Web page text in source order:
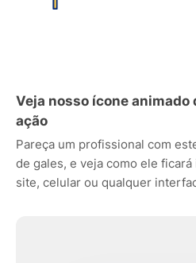
Veja nosso ícone animado
ação
Pareça um profissional com
de gales, e veja como ele
site, celular ou qualquer